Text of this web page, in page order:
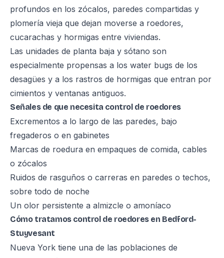
profundos en los zócalos, paredes compartidas y
plomería vieja que dejan moverse a roedores,
cucarachas y hormigas entre viviendas.
Las unidades de planta baja y sótano son
especialmente propensas a los water bugs de los
desagües y a los rastros de hormigas que entran por
cimientos y ventanas antiguos.
Señales de que necesita control de roedores
Excrementos a lo largo de las paredes, bajo
fregaderos o en gabinetes
Marcas de roedura en empaques de comida, cables
o zócalos
Ruidos de rasguños o carreras en paredes o techos,
sobre todo de noche
Un olor persistente a almizcle o amoníaco
Cómo tratamos control de roedores en Bedford-
Stuyvesant
Nueva York tiene una de las poblaciones de